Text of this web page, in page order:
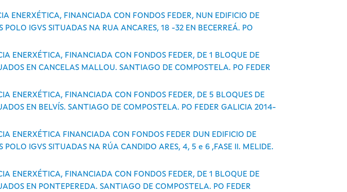
ENERXÉTICA, FINANCIADA CON FONDOS FEDER, NUN EDIFICIO DE
POLO IGVS SITUADAS NA RUA ANCARES, 18 -32 EN BECERREÁ. PO
ENERXÉTICA, FINANCIADA CON FONDOS FEDER, DE 1 BLOQUE DE
EN CANCELAS MALLOU. SANTIAGO DE COMPOSTELA. PO FEDER
ENERXÉTICA, FINANCIADA CON FONDOS FEDER, DE 5 BLOQUES DE
EN BELVÍS. SANTIAGO DE COMPOSTELA. PO FEDER GALICIA 2014-
ENERXÉTICA FINANCIADA CON FONDOS FEDER DUN EDIFICIO DE
POLO IGVS SITUADAS NA RÚA CANDIDO ARES, 4, 5 e 6 ,FASE II. MELIDE.
ENERXÉTICA, FINANCIADA CON FONDOS FEDER, DE 1 BLOQUE DE
EN PONTEPEREDA. SANTIAGO DE COMPOSTELA. PO FEDER